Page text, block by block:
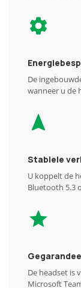
De
wanneer u de
Stabiele
U koppelt de
Bluetooth 5.3
De headset is
Microsoft